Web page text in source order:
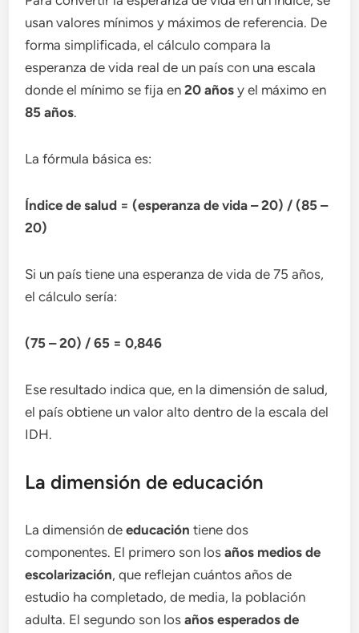
usan valores mínimos y máximos de referencia. De
forma simplificada, el cálculo compara la
esperanza de vida real de un país con una escala
donde el mínimo se fija en20 años y el máximo en
85 años.
La fórmula básica es:
Índice de salud = (esperanza de vida – 20) / (85 –
20)
Si un país tiene una esperanza de vida de 75 años,
el cálculo sería:
(75 – 20) / 65 = 0,846
Ese resultado indica que, en la dimensión de salud,
el país obtiene un valor alto dentro de la escala del
IDH.
La dimensión de educación
La dimensión deeducación tiene dos
componentes. El primero son losaños medios de
escolarización, que reflejan cuántos años de
estudio ha completado, de media, la población
adulta. El segundo son losaños esperados de